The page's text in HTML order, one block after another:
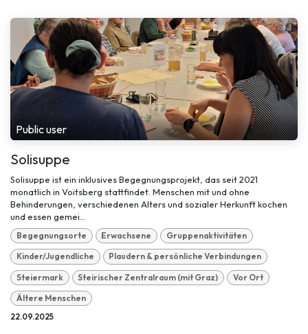
Public user
Solisuppe
Solisuppe ist ein inklusives Begegnungsprojekt, das seit 2021
monatlich in Voitsberg stattfindet. Menschen mit und ohne
Behinderungen, verschiedenen Alters und sozialer Herkunft kochen
und essen gemei...
Begegnungsorte Erwachsene Gruppenaktivitäten
Kinder/Jugendliche Plaudern & persönliche Verbindungen
Steiermark Steirischer Zentralraum (mit Graz) Vor Ort
Ältere Menschen
22.09.2025